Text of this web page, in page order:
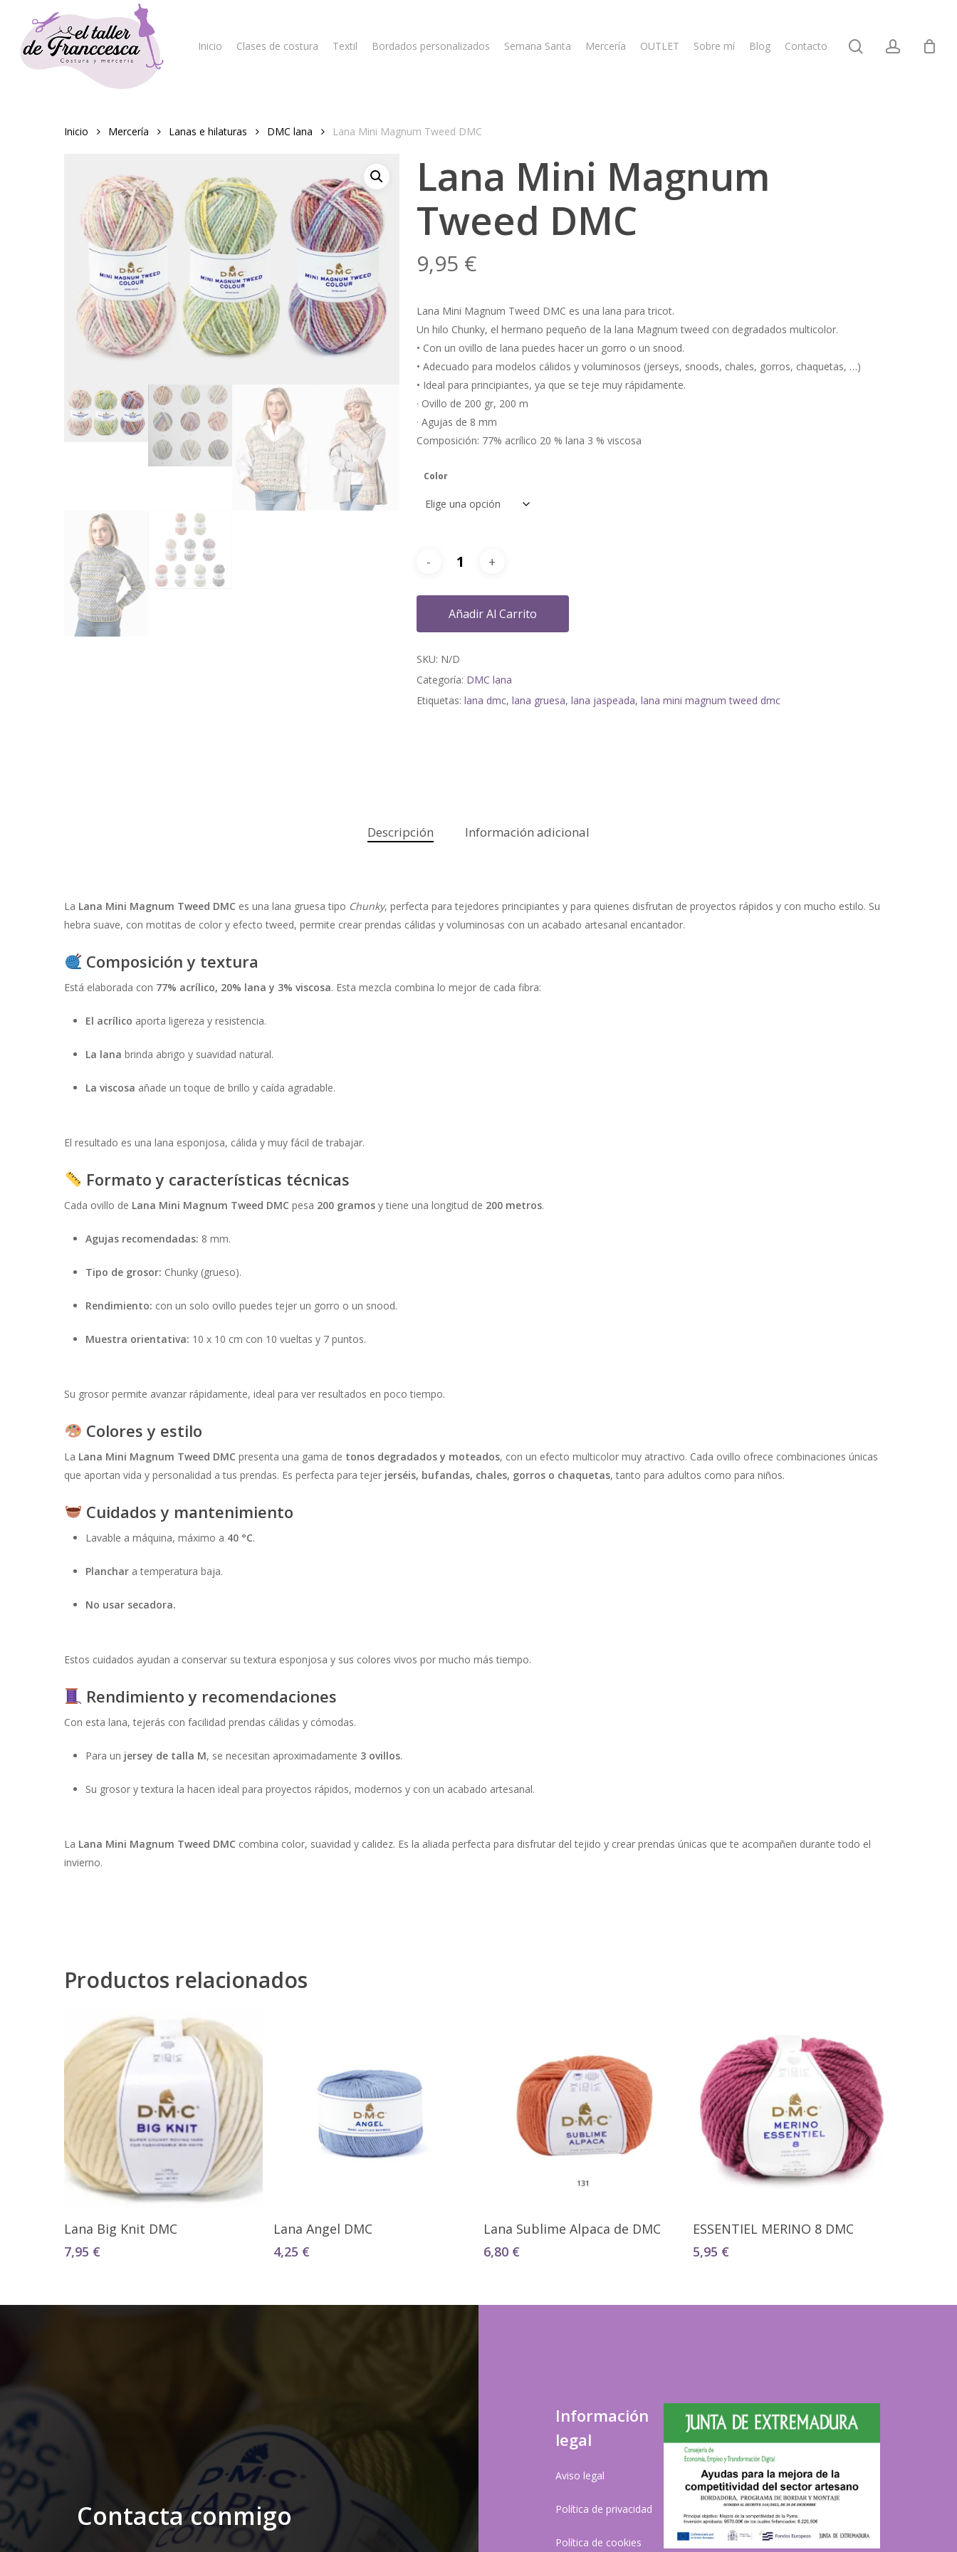
main
content
Hit enter to search or ESC to close
Inicio Clases de costura Textil Bordados personalizados Semana Santa Mercería OUTLET Sobre mí Blog Contacto searchaccount
Inicio Mercería Lanas e hilaturas DMC lana Lana Mini Magnum Tweed DMC
Lana Mini Magnum
Tweed DMC
9,95 €
Lana Mini Magnum Tweed DMC es una lana para tricot.
Un hilo Chunky, el hermano pequeño de la lana Magnum tweed con degradados multicolor.
• Con un ovillo de lana puedes hacer un gorro o un snood.
• Adecuado para modelos cálidos y voluminosos (jerseys, snoods, chales, gorros, chaquetas, …)
• Ideal para principiantes, ya que se teje muy rápidamente.
· Ovillo de 200 gr, 200 m
· Agujas de 8 mm
Composición: 77% acrílico 20 % lana 3 % viscosa
Color
Añadir Al Carrito
SKU: N/D
Categoría: DMC lana
Etiquetas: lana dmc, lana gruesa, lana jaspeada, lana mini magnum tweed dmc
Descripción Información adicional
La Lana Mini Magnum Tweed DMC es una lana gruesa tipo Chunky, perfecta para tejedores principiantes y para quienes disfrutan de proyectos rápidos y con mucho estilo. Su
hebra suave, con motitas de color y efecto tweed, permite crear prendas cálidas y voluminosas con un acabado artesanal encantador.
Composición y textura
Está elaborada con 77% acrílico, 20% lana y 3% viscosa. Esta mezcla combina lo mejor de cada fibra:
El acrílico aporta ligereza y resistencia.
La lana brinda abrigo y suavidad natural.
La viscosa añade un toque de brillo y caída agradable.
El resultado es una lana esponjosa, cálida y muy fácil de trabajar.
Formato y características técnicas
Cada ovillo de Lana Mini Magnum Tweed DMC pesa 200 gramos y tiene una longitud de 200 metros.
Agujas recomendadas: 8 mm.
Tipo de grosor: Chunky (grueso).
Rendimiento: con un solo ovillo puedes tejer un gorro o un snood.
Muestra orientativa: 10 x 10 cm con 10 vueltas y 7 puntos.
Su grosor permite avanzar rápidamente, ideal para ver resultados en poco tiempo.
Colores y estilo
La Lana Mini Magnum Tweed DMC presenta una gama de tonos degradados y moteados, con un efecto multicolor muy atractivo. Cada ovillo ofrece combinaciones únicas
que aportan vida y personalidad a tus prendas. Es perfecta para tejer jerséis, bufandas, chales, gorros o chaquetas, tanto para adultos como para niños.
Cuidados y mantenimiento
Lavable a máquina, máximo a 40 °C.
Planchar a temperatura baja.
No usar secadora.
Estos cuidados ayudan a conservar su textura esponjosa y sus colores vivos por mucho más tiempo.
Rendimiento y recomendaciones
Con esta lana, tejerás con facilidad prendas cálidas y cómodas.
Para un jersey de talla M, se necesitan aproximadamente 3 ovillos.
Su grosor y textura la hacen ideal para proyectos rápidos, modernos y con un acabado artesanal.
La Lana Mini Magnum Tweed DMC combina color, suavidad y calidez. Es la aliada perfecta para disfrutar del tejido y crear prendas únicas que te acompañen durante todo el
invierno.
Productos relacionados
Seleccionar Opciones
Lana Big Knit DMC
7,95 €
Seleccionar Opciones
Lana Angel DMC
4,25 €
Seleccionar Opciones
Lana Sublime Alpaca de DMC
6,80 €
Seleccionar Opciones
ESSENTIEL MERINO 8 DMC
5,95 €
Contacta conmigo
Información
legal
Aviso legal
Política de privacidad
Política de cookies